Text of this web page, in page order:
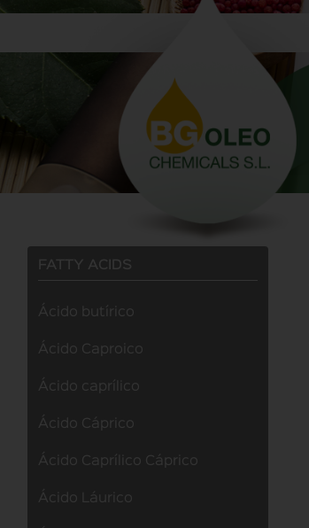
FATTY ACIDS
Ácido butírico
Ácido Caproico
Ácido caprílico
Ácido Cáprico
Ácido Caprílico Cáprico
Ácido Láurico